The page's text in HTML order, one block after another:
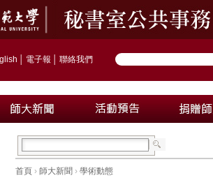
電子報 聯絡我們
首頁 › 師大新聞 › 學術動態